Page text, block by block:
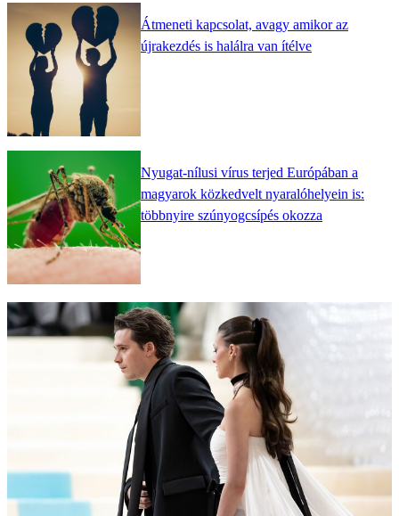
Átmeneti kapcsolat, avagy amikor az
újrakezdés is halálra van ítélve
Nyugat-nílusi vírus terjed Európában a
magyarok közkedvelt nyaralóhelyein is:
többnyire szúnyogcsípés okozza